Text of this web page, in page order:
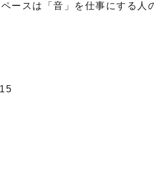
ースは「音」を仕事にする